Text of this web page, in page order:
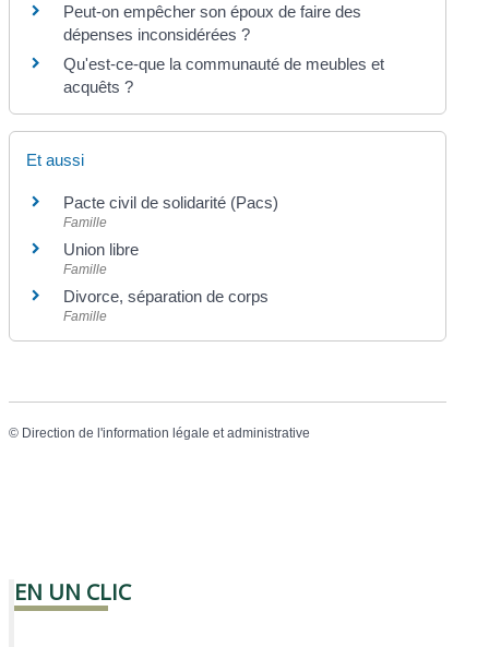
Peut-on empêcher son époux de faire des
dépenses inconsidérées ?
Qu'est-ce-que la communauté de meubles et
acquêts ?
Et aussi
Pacte civil de solidarité (Pacs)
Famille
Union libre
Famille
Divorce, séparation de corps
Famille
© Direction de l'information légale et administrative
EN UN CLIC